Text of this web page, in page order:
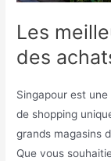
Les
des
Singapour est
de shopping
grands magasins
Que vous